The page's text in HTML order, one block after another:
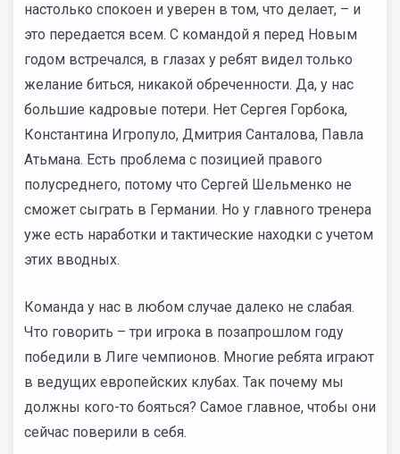
настолько спокоен и уверен в том, что делает, – и
это передается всем. С командой я перед Новым
годом встречался, в глазах у ребят видел только
желание биться, никакой обреченности. Да, у нас
большие кадровые потери. Нет Сергея Горбока,
Константина Игропуло, Дмитрия Санталова, Павла
Атьмана. Есть проблема с позицией правого
полусреднего, потому что Сергей Шельменко не
сможет сыграть в Германии. Но у главного тренера
уже есть наработки и тактические находки с учетом
этих вводных.
Команда у нас в любом случае далеко не слабая.
Что говорить – три игрока в позапрошлом году
победили в Лиге чемпионов. Многие ребята играют
в ведущих европейских клубах. Так почему мы
должны кого-то бояться? Самое главное, чтобы они
сейчас поверили в себя.